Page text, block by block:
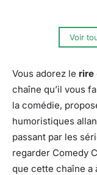
Voir
Vous adorez le rire
chaîne qu’il vous
la comédie,
humoristiques
passant par les
regarder Comedy
que cette chaîne a